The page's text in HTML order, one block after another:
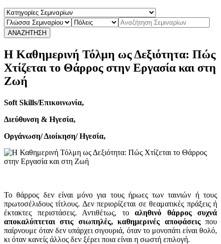
ΑΝΑΖΗΤΗΣΗ
Η Καθημερινή Τόλμη ως Δεξιότητα: Πώς
Χτίζεται το Θάρρος στην Εργασία και στη
Ζωή
Soft Skills/Επικοινωνία,⠀
Διεύθυνση & Ηγεσία,⠀
Οργάνωση/ Διοίκηση/ Ηγεσία,⠀
Το θάρρος δεν είναι μόνο για τους ήρωες των ταινιών ή τους
πρωτοσέλιδους τίτλους. Δεν περιορίζεται σε θεαματικές πράξεις ή
έκτακτες περιστάσεις. Αντιθέτως, το αληθινό θάρρος συχνά
αποκαλύπτεται στις σιωπηλές, καθημερινές αποφάσειςπου
παίρνουμε όταν δεν υπάρχει σιγουριά, όταν το μονοπάτι είναι θολό,
κι όταν κανείς άλλος δεν ξέρει ποια είναι η σωστή επιλογή.